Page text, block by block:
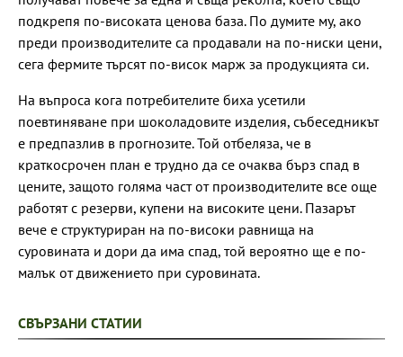
подкрепя по-високата ценова база. По думите му, ако
преди производителите са продавали на по-ниски цени,
сега фермите търсят по-висок марж за продукцията си.
На въпроса кога потребителите биха усетили
поевтиняване при шоколадовите изделия, събеседникът
е предпазлив в прогнозите. Той отбеляза, че в
краткосрочен план е трудно да се очаква бърз спад в
цените, защото голяма част от производителите все още
работят с резерви, купени на високите цени. Пазарът
вече е структуриран на по-високи равнища на
суровината и дори да има спад, той вероятно ще е по-
малък от движението при суровината.
СВЪРЗАНИ СТАТИИ